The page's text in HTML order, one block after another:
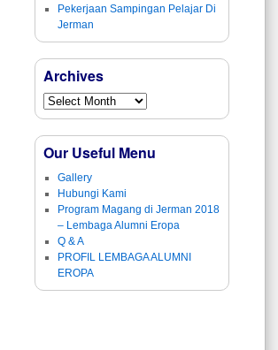
Pekerjaan Sampingan Pelajar Di
Jerman
Archives
Our Useful Menu
Gallery
Hubungi Kami
Program Magang di Jerman 2018
– Lembaga Alumni Eropa
Q & A
PROFIL LEMBAGA ALUMNI
EROPA